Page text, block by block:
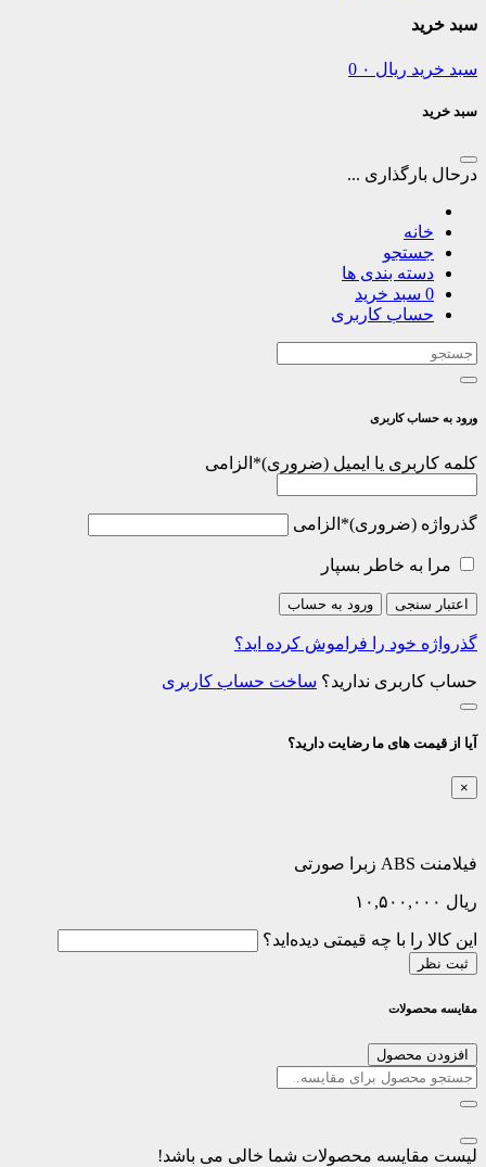
سبد خرید
سبد خرید ریال 0
سبد خرید
درحال بارگذاری ...
خانه
جستجو
دسته بندی ها
0 سبد خرید
حساب کاربری
ورود به حساب کاربری
کلمه کاربری یا ایمیل * الزامی
گذرواژه * الزامی
مرا به خاطر بسپار
اعتبار سنجی ورود به حساب
گذرواژه خود را فراموش کرده اید؟
حساب کاربری ندارید؟ ساخت حساب کاربری
آیا از قیمت های ما رضایت دارید؟
×
فیلامنت ABS زبرا صورتی
ریال
این کالا را با چه قیمتی دیده‌اید؟
ثبت نظر
مقایسه محصولات
افزودن محصول
لیست مقایسه محصولات شما خالی می باشد!